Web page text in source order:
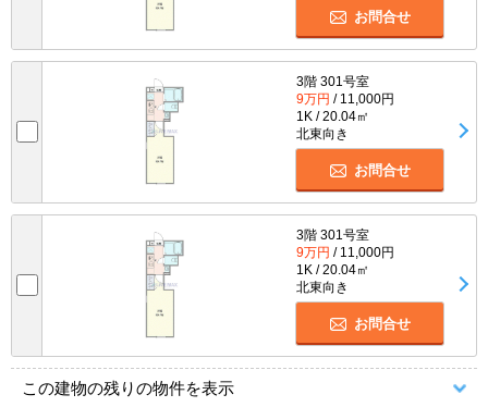
お問合せ
3階 301号室
9万円 / 11,000円
1K / 20.04㎡
北東向き
お問合せ
3階 301号室
9万円 / 11,000円
1K / 20.04㎡
北東向き
お問合せ
この建物の残りの物件を表示